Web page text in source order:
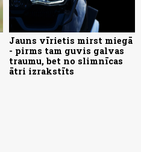
Jauns vīrietis mirst miegā
- pirms tam guvis galvas
traumu, bet no slimnīcas
ātri izrakstīts